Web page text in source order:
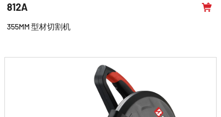
812A
355MM 型材切割机